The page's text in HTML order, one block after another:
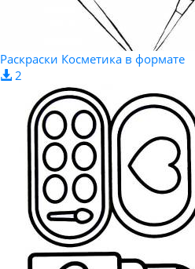
Раскраски Косметика в формате
2